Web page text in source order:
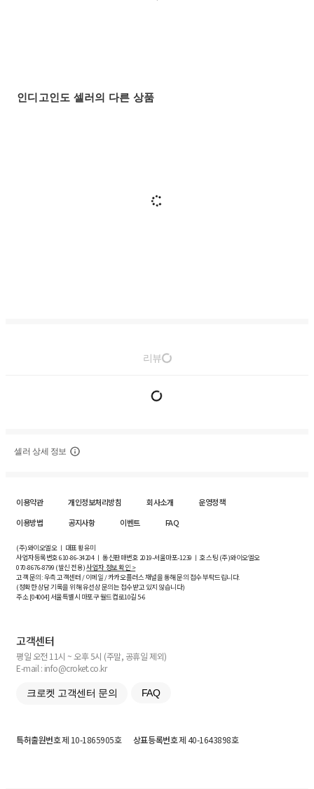
인디고인도 셀러의 다른 상품
리뷰
셀러 상세 정보
이용약관 개인정보처리방침 회사소개
운영정책
이용방법
공지사항 이벤트 FAQ
(주)와이오엘오 ㅣ 대표 황유미
사업자등록번호610-86-34204ㅣ 통신판매번호 2019-서울마포-1239 ㅣ 호스팅 (주)와이오엘오
070-8676-8799 (발신 전용)사업자 정보 확인 >
고객 문의: 우측 고객센터 / 이메일 / 카카오플러스 채널을 통해 문의 접수 부탁드립니다.
(정확한 상담 기록을 위해 유선상 문의는 접수받고 있지 않습니다)
주소 [04004] 서울특별시 마포구 월드컵로10길5-6
고객센터
평일 오전 11시 ~ 오후 5시 (주말, 공휴일 제외)
E-mail : info@croket.co.kr
크로켓 고객센터 문의 FAQ
특허출원번호제 10-1865905호 상표등록번호제 40-1643898호